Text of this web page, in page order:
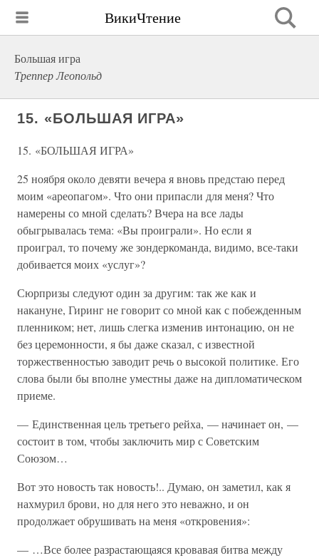
ВикиЧтение
Большая игра
Треппер Леопольд
15. «БОЛЬШАЯ ИГРА»
15. «БОЛЬШАЯ ИГРА»
25 ноября около девяти вечера я вновь предстаю перед
моим «ареопагом». Что они припасли для меня? Что
намерены со мной сделать? Вчера на все лады
обыгрывалась тема: «Вы проиграли». Но если я
проиграл, то почему же зондеркоманда, видимо, все-таки
добивается моих «услуг»?
Сюрпризы следуют один за другим: так же как и
накануне, Гиринг не говорит со мной как с побежденным
пленником; нет, лишь слегка изменив интонацию, он не
без церемонности, я бы даже сказал, с известной
торжественностью заводит речь о высокой политике. Его
слова были бы вполне уместны даже на дипломатическом
приеме.
— Единственная цель третьего рейха, — начинает он, —
состоит в том, чтобы заключить мир с Советским
Союзом…
Вот это новость так новость!.. Думаю, он заметил, как я
нахмурил брови, но для него это неважно, и он
продолжает обрушивать на меня «откровения»:
— …Все более разрастающаяся кровавая битва между